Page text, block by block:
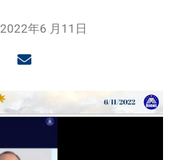
2022年6 月11日